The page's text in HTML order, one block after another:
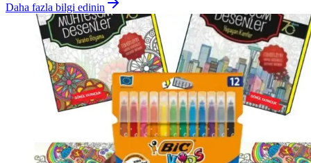
Daha fazla bilgi edinin